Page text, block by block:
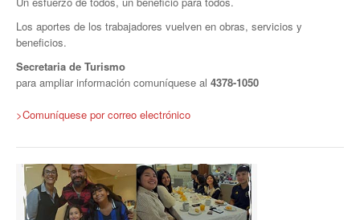
Secretaría de la Mujer
Secretaría de la juventud
Secretaría igualdad de oportunidades y género
Secretaría asuntos jurídicos
Los aportes de los trabajadores vuelven en obras, servicios y
beneficios.
Secretaria de Turismo
para ampliar información comuníquese al 4378-1050
>Comuníquese por correo electrónico